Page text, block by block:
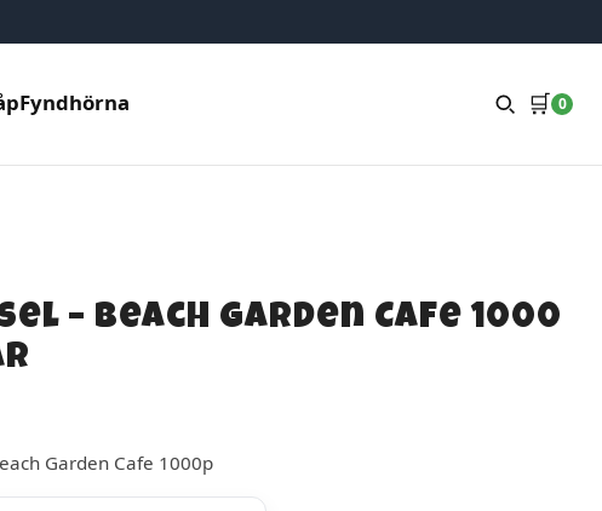
Fyndhörna 🛒 0
– Beach Garden Cafe 1000
Garden Cafe 1000p